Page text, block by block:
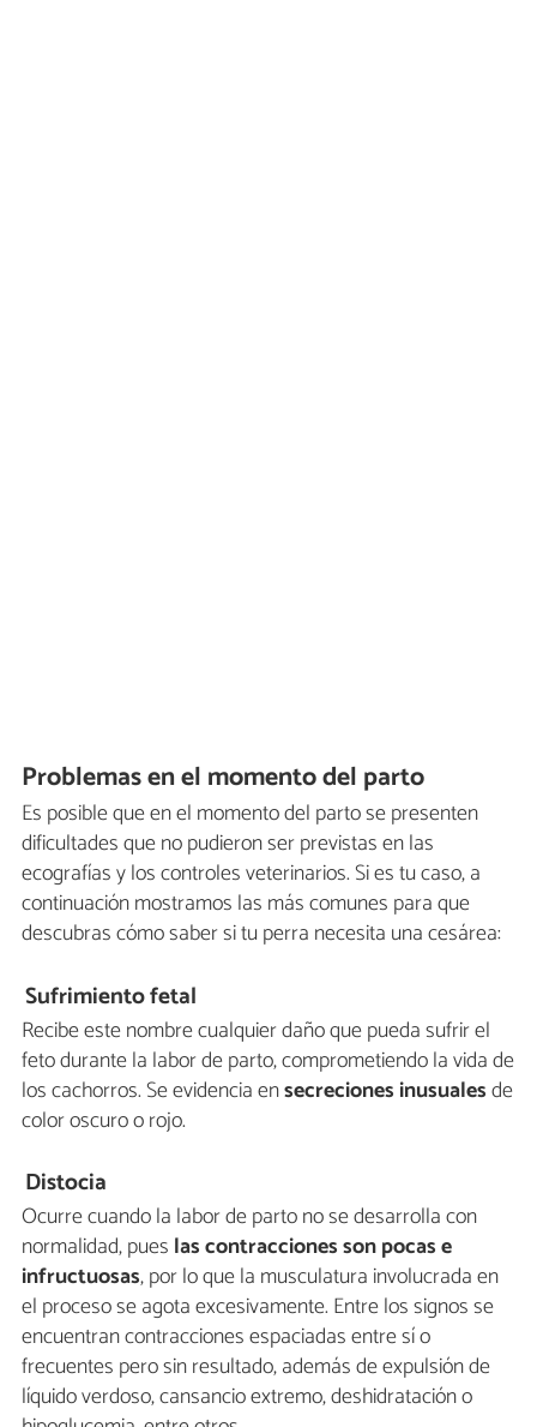
Problemas en el momento del parto
Es posible que en el momento del parto se presenten
dificultades que no pudieron ser previstas en las
ecografías y los controles veterinarios. Si es tu caso, a
continuación mostramos las más comunes para que
descubras cómo saber si tu perra necesita una cesárea:
Sufrimiento fetal
Recibe este nombre cualquier daño que pueda sufrir el
feto durante la labor de parto, comprometiendo la vida de
los cachorros. Se evidencia ensecreciones inusualesde
color oscuro o rojo.
Distocia
Ocurre cuando la labor de parto no se desarrolla con
normalidad, pues las contracciones son pocas e
infructuosas, por lo que la musculatura involucrada en
el proceso se agota excesivamente. Entre los signos se
encuentran contracciones espaciadas entre sí o
frecuentes pero sin resultado, además de expulsión de
líquido verdoso, cansancio extremo, deshidratación o